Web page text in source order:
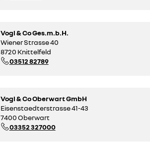
Vogl & Co Ges.m.b.H.
Wiener Strasse 40
8720 Knittelfeld
03512 82789
Vogl & Co Oberwart GmbH
Eisenstaedterstrasse 41-43
7400 Oberwart
03352 327000